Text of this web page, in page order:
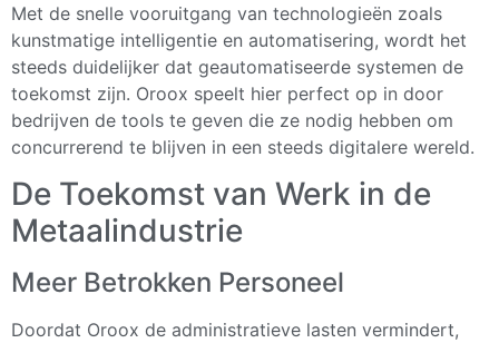
Met de snelle vooruitgang van technologieën zoals
kunstmatige intelligentie en automatisering, wordt het
steeds duidelijker dat geautomatiseerde systemen de
toekomst zijn. Oroox speelt hier perfect op in door
bedrijven de tools te geven die ze nodig hebben om
concurrerend te blijven in een steeds digitalere wereld.
De Toekomst van Werk in de
Metaalindustrie
Meer Betrokken Personeel
Doordat Oroox de administratieve lasten vermindert,